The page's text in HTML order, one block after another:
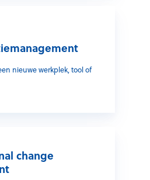
nieuwe werkplek, tool of
change